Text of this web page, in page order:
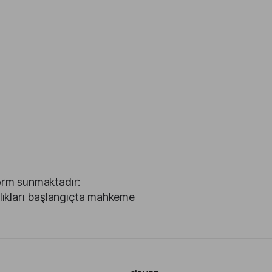
sunmaktadır:
başlangıçta mahkeme